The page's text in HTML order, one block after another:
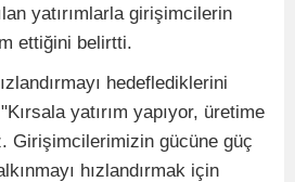
yatırımlarla girişimcilerin
ettiğini belirtti.
hedeflediklerini
yatırım yapıyor, üretime
Girişimcilerimizin gücüne güç
hızlandırmak için